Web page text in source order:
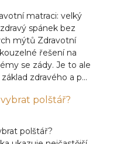
matraci: velký
spánek bez
mýtů Zdravotní
řešení na
se zády. Je to ale
zdravého a p...
polštář?
polštář?